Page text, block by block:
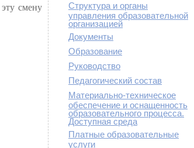
смену
Структура и органы
управления образовательной
организацией
Документы
Образование
Руководство
Педагогический состав
Материально-техническое
обеспечение и оснащенность
образовательного процесса.
Доступная среда
Платные образовательные
услуги